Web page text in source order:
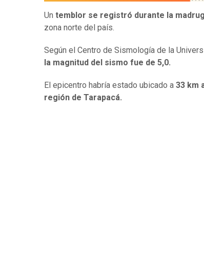
Un temblor se registró durante la
zona norte del país.
Según el Centro de Sismología de la
la magnitud del sismo fue de 5,0.
El epicentro habría estado ubicado a 33 km
región de Tarapacá.